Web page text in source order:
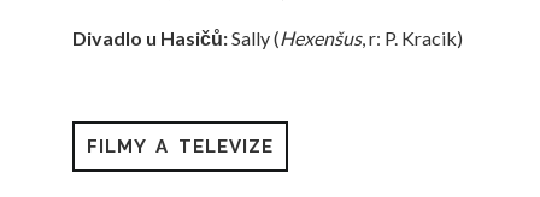
Divadlo u Hasičů:Sally (Hexenšus, r: P. Kracik)
FILMY A TELEVIZE